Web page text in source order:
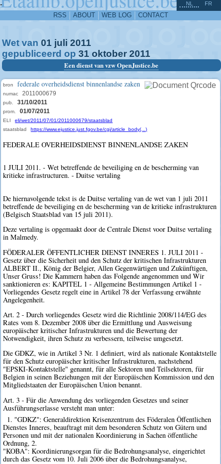
-
RSS ABOUT WEB LOG CONTACT
NL FR
Wet van 01 juli 2011
gepubliceerd op 31 oktober 2011
Een dienst van vzw OpenJustice.be
bron federale overheidsdienst binnenlandse zaken
numac 2011000679
pub. 31/10/2011
prom. 01/07/2011
ELI
eli/wet/2011/07/01/2011000679/staatsblad
staatsblad
https://www.ejustice.just.fgov.be/cgi/article_body(...)
FEDERALE OVERHEIDSDIENST BINNENLANDSE ZAKEN
1 JULI 2011. - Wet betreffende de beveiliging en de bescherming van
kritieke infrastructuren. - Duitse vertaling
De hiernavolgende tekst is de Duitse vertaling van de wet van 1 juli 2011
betreffende de beveiliging en de bescherming van de kritieke infrastrukturen
(Belgisch Staatsblad van 15 juli 2011).
Deze vertaling is opgemaakt door de Centrale Dienst voor Duitse vertaling
in Malmedy.
FÖDERALER ÖFFENTLICHER DIENST INNERES 1. JULI 2011 -
Gesetz über die Sicherheit und den Schutz der kritischen Infrastrukturen
ALBERT II., König der Belgier, Allen Gegenwärtigen und Zukünftigen,
Unser Gruss! Die Kammern haben das Folgende angenommen und Wir
sanktionieren es: KAPITEL 1 - Allgemeine Bestimmungen Artikel 1 -
Vorliegendes Gesetz regelt eine in Artikel 78 der Verfassung erwähnte
Angelegenheit.
Art. 2 - Durch vorliegendes Gesetz wird die Richtlinie 2008/114/EG des
Rates vom 8. Dezember 2008 über die Ermittlung und Ausweisung
europäischer kritischer Infrastrukturen und die Bewertung der
Notwendigkeit, ihren Schutz zu verbessern, teilweise umgesetzt.
Die GDKZ, wie in Artikel 3 Nr. 1 definiert, wird als nationale Kontaktstelle
für den Schutz europäischer kritischer Infrastrukturen, nachstehend
"EPSKI-Kontaktstelle" genannt, für alle Sektoren und Teilsektoren, für
Belgien in seinen Beziehungen mit der Europäischen Kommission und den
Mitgliedstaaten der Europäischen Union benannt.
Art. 3 - Für die Anwendung des vorliegenden Gesetzes und seiner
Ausführungserlasse versteht man unter:
1. "GDKZ": Generaldirektion Krisenzentrum des Föderalen Öffentlichen
Dienstes Inneres, beauftragt mit dem besonderen Schutz von Gütern und
Personen und mit der nationalen Koordinierung in Sachen öffentliche
Ordnung, 2.
"KOBA": Koordinierungsorgan für die Bedrohungsanalyse, eingerichtet
durch das Gesetz vom 10. Juli 2006 über die Bedrohungsanalyse,
^